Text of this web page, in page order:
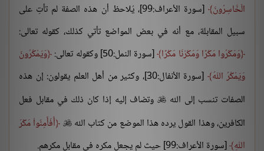
الْخَاسِرُونَ
[سورة الأعراف:99]، يُلاحظ أن هذه الصفة لم تأتِ على
سبيل المقابلة، مع أنه في بعض المواضع تأتي كذلك، كقوله تعالى:
وَمَكَرُوا مَكْرًا وَمَكَرْنَا مَكْرًا [سورة النمل:50] وكقوله تعالى:
وَيَمْكُرُونَ
وَيَمْكُرُ اللّهُ
[سورة الأنفال:30]، وكثير من أهل العلم يقولون: إن هذه
الصفات تنسب إلى الله  وتضاف إليه إذا كان ذلك في مقابل فعل
الكافرين، وهذا القول يرده هذا الموضع من كتاب الله
أَفَأَمِنُواْ مَكْرَ
اللّهِ [سورة الأعراف:99] حيث لم يجعل مكره في مقابل مكرهم.